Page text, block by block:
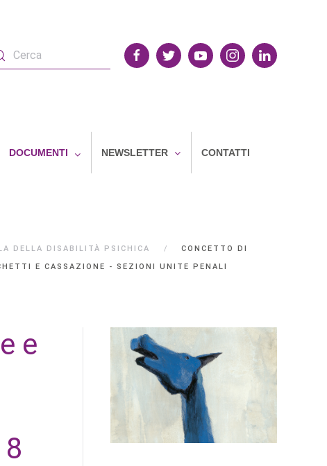
DOCUMENTI NEWSLETTER CONTATTI
DELLA DISABILITÀ PSICHICA
CONCETTO DI
E CASSAZIONE - SEZIONI UNITE PENALI
e